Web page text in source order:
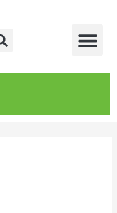
Search